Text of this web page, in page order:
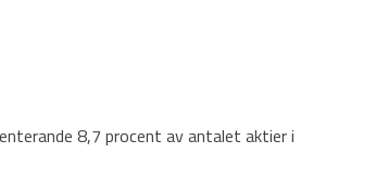
8,7 procent av antalet aktier i